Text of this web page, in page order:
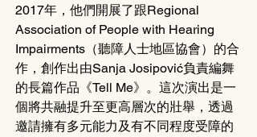
2017年，他們開展了跟Regional
Association of People with Hearing
Impairments（聽障人士地區協會）的合
作，創作出由Sanja Josipović負責編舞
的長篇作品《Tell Me》。這次演出是一
個將共融提升至更高層次的壯舉，透過
邀請擁有多元能力及有不同程度受障的